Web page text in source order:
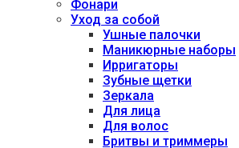
Фонари
Уход за собой
Ушные палочки
Маникюрные наборы
Ирригаторы
Зубные щетки
Зеркала
Для лица
Для волос
Бритвы и триммеры